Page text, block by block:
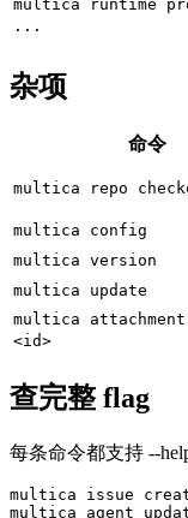
multica runtime
...
杂项
命令
multica repo
multica config
multica version
multica update
multica attachment
<id>
查完整 flag
每条命令都支持 --
multica issue